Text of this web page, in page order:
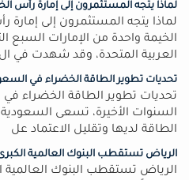
لماذا يتجه المستثمرون إلى إمارة رأس
لماذا يتجه المستثمرون إلى إمارة
الخيمة واحدة من الإمارات السبع
العربية المتحدة، وقد شهدت في ال
تحديات تطوير الطاقة الخضراء في
تحديات تطوير الطاقة الخضراء
السنوات الأخيرة، تسعى
الطاقة لديها وتقليل الاعتماد عل
الرياض تستقطب البنوك العالمية
الرياض تستقطب البنوك